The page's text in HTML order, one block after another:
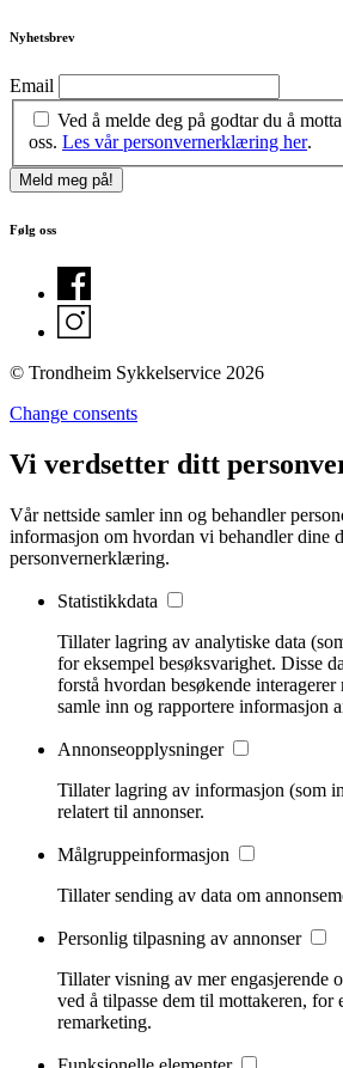
Nyhetsbrev
Email
Ved å melde deg på godtar du å
oss. Les vår personvernerklæring her.
Følg oss
© Trondheim Sykkelservice 2026
Change consents
Vi verdsetter ditt
Vår nettside samler inn og behandler
informasjon om hvordan vi behandler dine
personvernerklæring.
Statistikkdata
Tillater lagring av analytiske data
for eksempel besøksvarighet. Disse
forstå hvordan besøkende interagerer
samle inn og rapportere informasjon
Annonseopplysninger
Tillater lagring av informasjon (som
relatert til annonser.
Målgruppeinformasjon
Tillater sending av data om
Personlig tilpasning av annonser
Tillater visning av mer engasjerende
ved å tilpasse dem til mottakeren, for
remarketing.